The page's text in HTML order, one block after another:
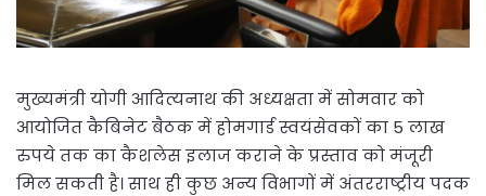
मुख्यमंत्री योगी आदित्यनाथ की अध्यक्षता में सोमवार को
आयोजित कैबिनेट बैठक में होमगार्ड स्वयंसेवकों का 5 लाख
रुपये तक का कैशलेस इलाज कराने के प्रस्ताव को मंजूरी
मिल सकती है। साथ ही कुछ अन्य विभागों में अंतरराष्ट्रीय पदक